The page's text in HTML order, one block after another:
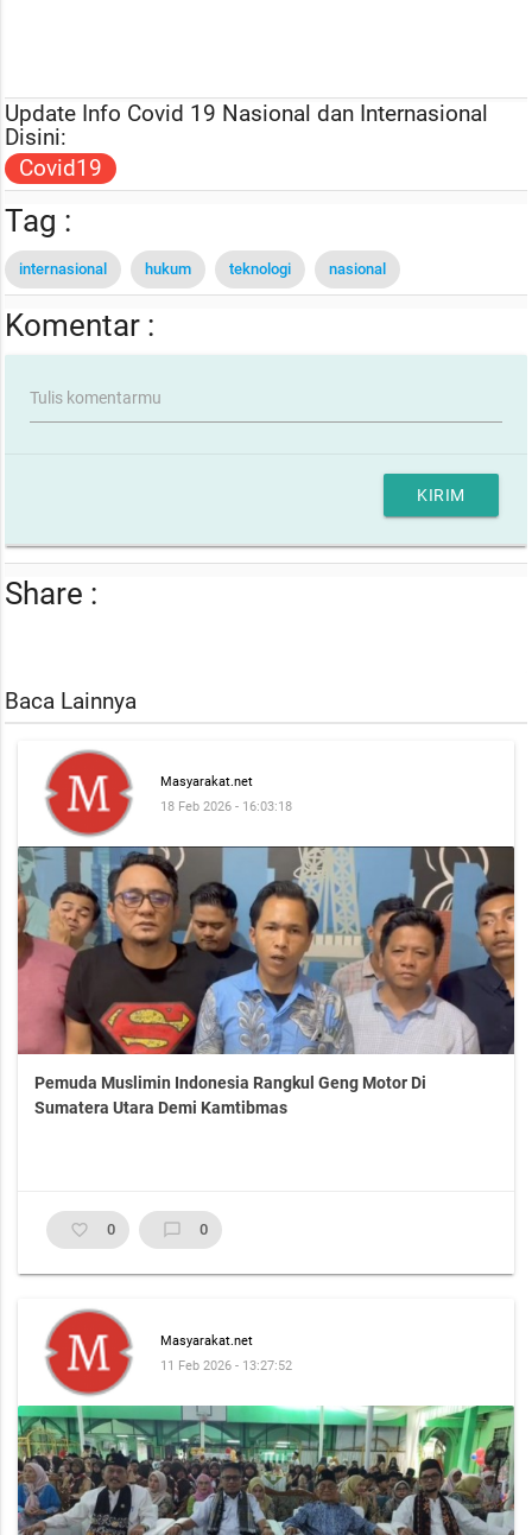
Update Info Covid 19 Nasional dan Internasional
Disini:
Covid19
Tag :
internasional hukum teknologi nasional
Komentar :
Tulis komentarmu
KIRIM
Share :
Baca Lainnya
Masyarakat.net
18 Feb 2026 - 16:03:18
Pemuda Muslimin Indonesia Rangkul Geng Motor Di
Sumatera Utara Demi Kamtibmas
favorite_border 0 chat_bubble_outline 0
Masyarakat.net
11 Feb 2026 - 13:27:52